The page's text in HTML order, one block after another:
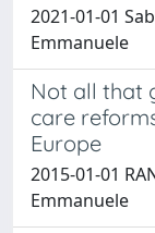
2021-01-01
Emmanuele
Not all that
care
Europe
2015-01-01
Emmanuele